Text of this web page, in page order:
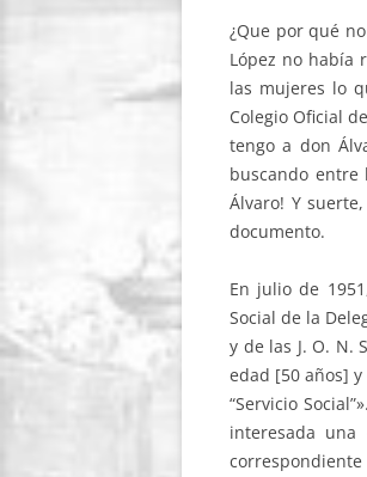
¿Que por qué
López no había
las mujeres lo
Colegio Oficial
tengo a don
buscando entre
Álvaro! Y
documento.
En julio de
Social de la
y de las J. O. N.
edad [50 años]
“Servicio
interesada